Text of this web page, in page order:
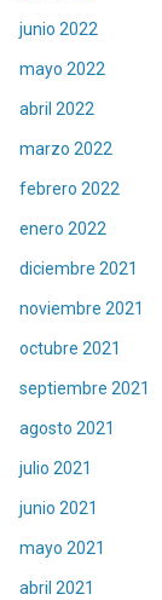
junio 2022
mayo 2022
abril 2022
marzo 2022
febrero 2022
enero 2022
diciembre 2021
noviembre 2021
octubre 2021
septiembre 2021
agosto 2021
julio 2021
junio 2021
mayo 2021
abril 2021